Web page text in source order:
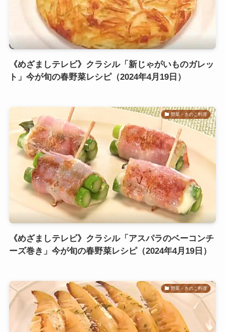
《めざましテレビ》クラシル「新じゃがいものガレッ
ト」今が旬の春野菜レシピ（2024年4月19日）
野菜・きのこ料理
《めざましテレビ》クラシル「アスパラのベーコンチ
ーズ巻き」今が旬の春野菜レシピ（2024年4月19日）
野菜・きのこ料理